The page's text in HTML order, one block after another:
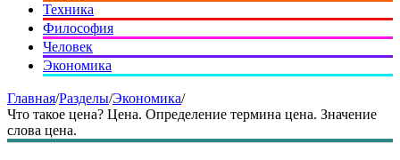
Техника
Философия
Человек
Экономика
Главная/Разделы/Экономика/
Что такое цена? Цена. Определение термина цена. Значение
слова цена.